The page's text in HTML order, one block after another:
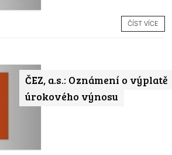
ČÍST VÍCE
ČEZ, a.s.: Oznámení o výplatě
úrokového výnosu